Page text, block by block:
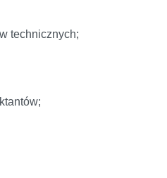
technicznych;